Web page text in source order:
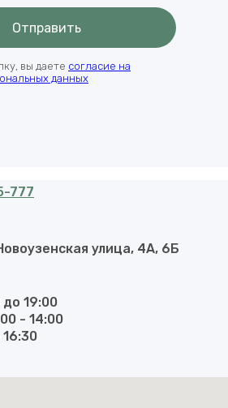
Отправить
вы даете согласие на
данных
777
улица, 4А, 6Б
19:00
- 14:00